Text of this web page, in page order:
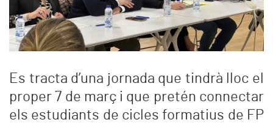
Es tracta d’una jornada que tindrà lloc el
proper 7 de març i que pretén connectar
els estudiants de cicles formatius de FP